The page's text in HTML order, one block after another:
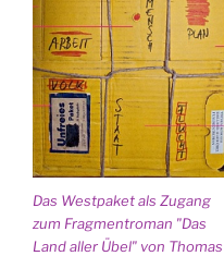
Das Westpaket als Zugang
zum Fragmentroman "Das
Land aller Übel" von Thomas